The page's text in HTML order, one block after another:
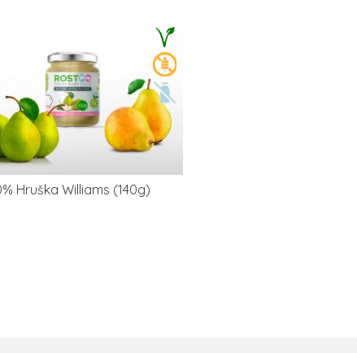
Hruška Williams (140g)